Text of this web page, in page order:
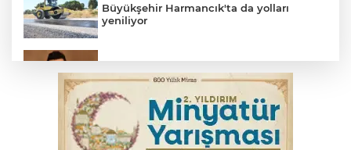
Büyükşehir Harmancık'ta da yolları
yeniliyor
kaybetti
İş makinesinin camına kafasını çarpan
operatör yaralandı